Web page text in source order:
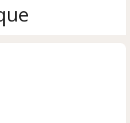
avancée